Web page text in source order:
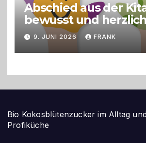
Abschied aus der
bewusst und herzlich
gestalten
9. JUNI 2026 FRANK
Bio Kokosblütenzucker im Alltag
Profiküche